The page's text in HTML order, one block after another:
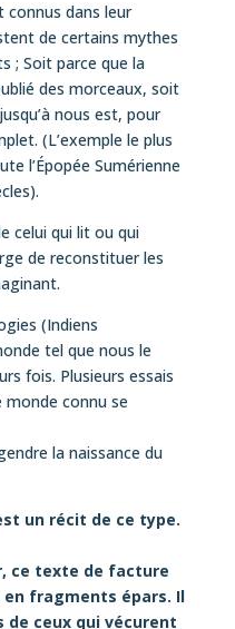
connus dans leur
de certains mythes
; Soit parce que la
des morceaux, soit
nous est, pour
(L’exemple le plus
l’Épopée Sumérienne
celui qui lit ou qui
de reconstituer les
(Indiens
tel que nous le
fois. Plusieurs essais
monde connu se
la naissance du
un récit de ce type.
ce texte de facture
en fragments épars. Il
ceux qui vécurent